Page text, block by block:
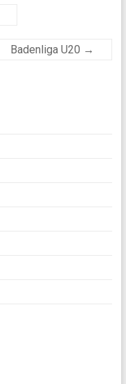
Badenliga U20 →